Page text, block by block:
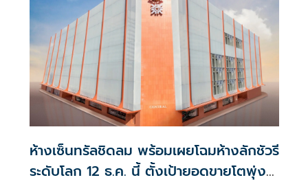
ห้างเซ็นทรัลชิดลม พร้อมเผยโฉมห้างลักชัวรี
ระดับโลก 12 ธ.ค. นี้ ตั้งเป้ายอดขายโตพุ่ง